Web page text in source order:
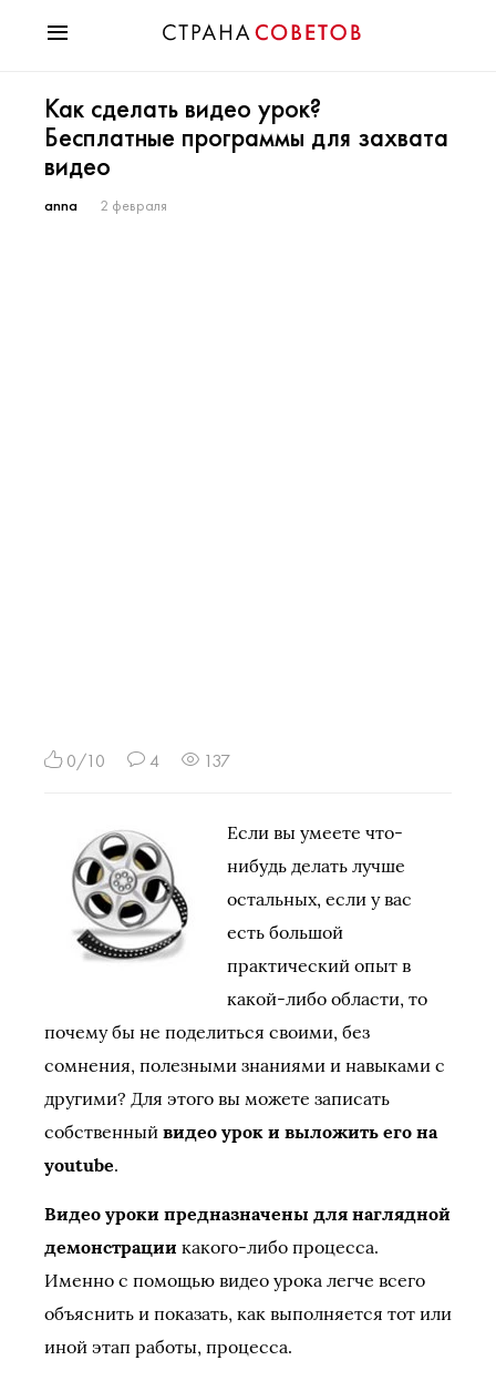
Мода
Звезды
Гороскопы
Здоровье
Как сделать видео урок?
Бесплатные программы для захвата
видео
anna 2 февраля
0/10 4 137
Если вы умеете что-
нибудь делать лучше
остальных, если у вас
есть большой
практический опыт в
какой-либо области, то
почему бы не поделиться своими, без
сомнения, полезными знаниями и навыками с
другими? Для этого вы можете записать
собственный видео урок и выложить его на
youtube.
Видео уроки предназначены для наглядной
демонстрации какого-либо процесса.
Именно с помощью видео урока легче всего
объяснить и показать, как выполняется тот или
иной этап работы, процесса.